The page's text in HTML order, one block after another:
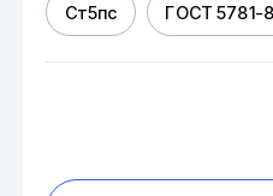
Ст5пс ГОСТ 5781-